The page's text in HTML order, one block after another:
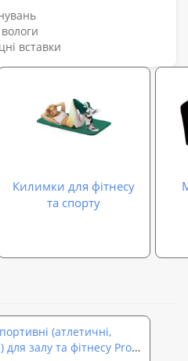
вставки
Килимки для фітнесу
та спорту
(атлетичні,
для залу та фітнесу Profi